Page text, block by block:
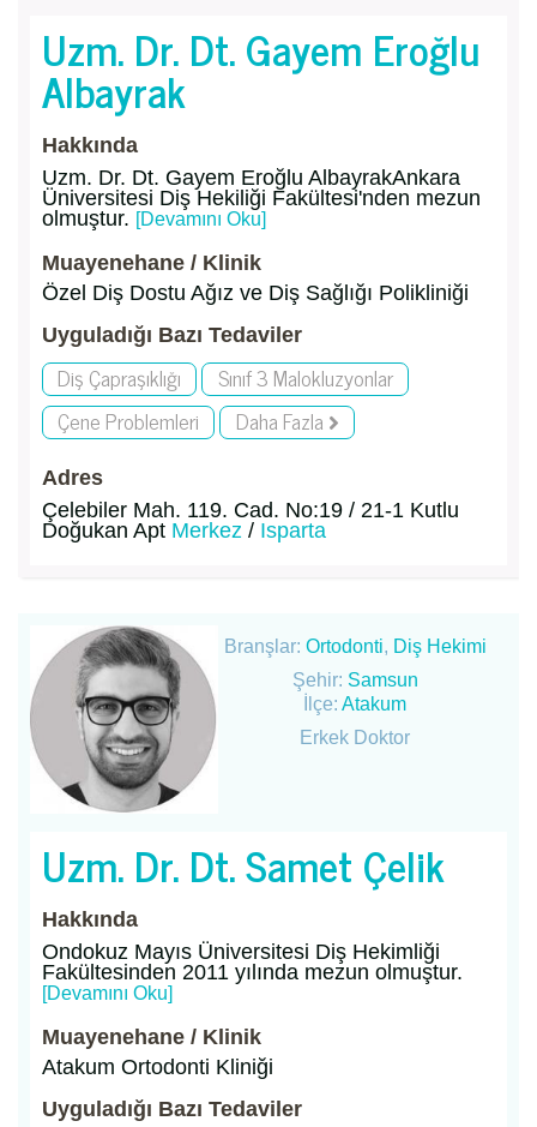
Uzm. Dr. Dt. Gayem Eroğlu
Albayrak
Hakkında
Uzm. Dr. Dt. Gayem Eroğlu AlbayrakAnkara
Üniversitesi Diş Hekiliği Fakültesi'nden mezun
olmuştur. [Devamını Oku]
Muayenehane / Klinik
Özel Diş Dostu Ağız ve Diş Sağlığı Polikliniği
Uyguladığı Bazı Tedaviler
Diş Çapraşıklığı
Sınıf 3 Malokluzyonlar
Çene Problemleri
Daha Fazla
Adres
Çelebiler Mah. 119. Cad. No:19 / 21-1 Kutlu
Doğukan Apt Merkez / Isparta
Branşlar: Ortodonti, Diş Hekimi
Şehir: Samsun
İlçe:Atakum
Erkek Doktor
Uzm. Dr. Dt. Samet Çelik
Hakkında
Ondokuz Mayıs Üniversitesi Diş Hekimliği
Fakültesinden 2011 yılında mezun olmuştur.
[Devamını Oku]
Muayenehane / Klinik
Atakum Ortodonti Kliniği
Uyguladığı Bazı Tedaviler